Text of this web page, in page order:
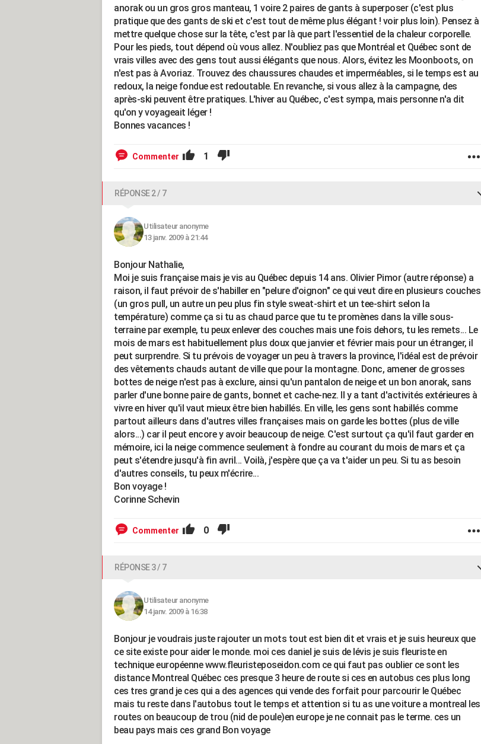
anorak ou un gros gros manteau, 1 voire 2 paires de gants à superposer (c'est plus
pratique que des gants de ski et c'est tout de même plus élégant ! voir plus loin). Pensez à
mettre quelque chose sur la tête, c'est par là que part l'essentiel de la chaleur corporelle.
Pour les pieds, tout dépend où vous allez. N'oubliez pas que Montréal et Québec sont de
vrais villes avec des gens tout aussi élégants que nous. Alors, évitez les Moonboots, on
n'est pas à Avoriaz. Trouvez des chaussures chaudes et imperméables, si le temps est au
redoux, la neige fondue est redoutable. En revanche, si vous allez à la campagne, des
après-ski peuvent être pratiques. L'hiver au Québec, c'est sympa, mais personne n'a dit
qu'on y voyageait léger !
Bonnes vacances !
Commenter 1
RÉPONSE 2 / 7
Utilisateur anonyme
13 janv. 2009 à 21:44
Bonjour Nathalie,
Moi je suis française mais je vis au Québec depuis 14 ans. Olivier Pimor (autre réponse) a
raison, il faut prévoir de s'habiller en "pelure d'oignon" ce qui veut dire en plusieurs couches
(un gros pull, un autre un peu plus fin style sweat-shirt et un tee-shirt selon la
température) comme ça si tu as chaud parce que tu te promènes dans la ville sous-
terraine par exemple, tu peux enlever des couches mais une fois dehors, tu les remets... Le
mois de mars est habituellement plus doux que janvier et février mais pour un étranger, il
peut surprendre. Si tu prévois de voyager un peu à travers la province, l'idéal est de prévoir
des vêtements chauds autant de ville que pour la montagne. Donc, amener de grosses
bottes de neige n'est pas à exclure, ainsi qu'un pantalon de neige et un bon anorak, sans
parler d'une bonne paire de gants, bonnet et cache-nez. Il y a tant d'activités extérieures à
vivre en hiver qu'il vaut mieux être bien habillés. En ville, les gens sont habillés comme
partout ailleurs dans d'autres villes françaises mais on garde les bottes (plus de ville
alors...) car il peut encore y avoir beaucoup de neige. C'est surtout ça qu'il faut garder en
mémoire, ici la neige commence seulement à fondre au courant du mois de mars et ça
peut s'étendre jusqu'à fin avril... Voilà, j'espère que ça va t'aider un peu. Si tu as besoin
d'autres conseils, tu peux m'écrire...
Bon voyage !
Corinne Schevin
Commenter 0
RÉPONSE 3 / 7
Utilisateur anonyme
14 janv. 2009 à 16:38
Bonjour je voudrais juste rajouter un mots tout est bien dit et vrais et je suis heureux que
ce site existe pour aider le monde. moi ces daniel je suis de lévis je suis fleuriste en
technique européenne www.fleuristeposeidon.com ce qui faut pas oublier ce sont les
distance Montreal Québec ces presque 3 heure de route si ces en autobus ces plus long
ces tres grand je ces qui a des agences qui vende des forfait pour parcourir le Québec
mais tu reste dans l'autobus tout le temps et attention si tu as une voiture a montreal les
routes on beaucoup de trou (nid de poule)en europe je ne connait pas le terme. ces un
beau pays mais ces grand Bon voyage